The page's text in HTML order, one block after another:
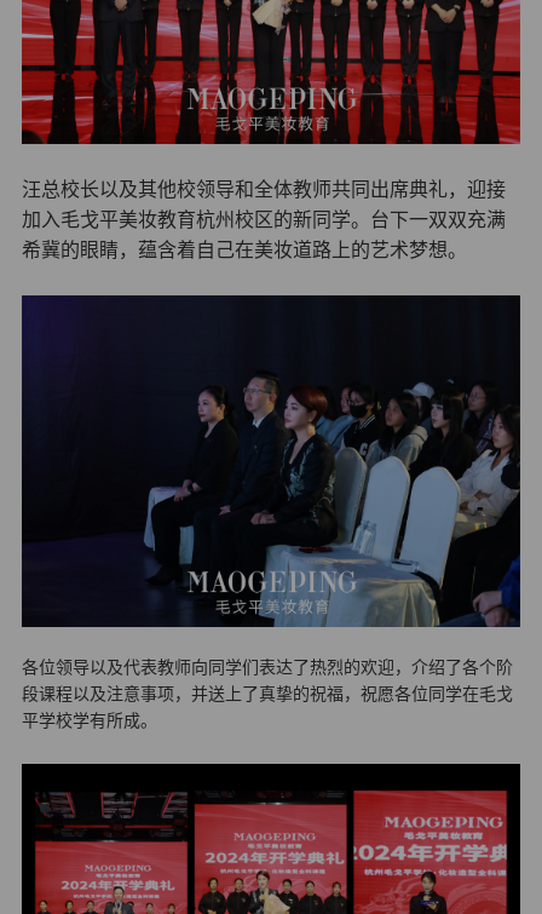
汪总校长以及其他校领导和全体教师共同出席典礼，迎接
加入毛戈平美妆教育杭州校区的新同学。台下一双双充满
希冀的眼睛，蕴含着自己在美妆道路上的艺术梦想。
各位领导以及代表教师向同学们表达了热烈的欢迎，介绍了各个阶
段课程以及注意事项，并送上了真挚的祝福，祝愿各位同学在毛戈
平学校学有所成。